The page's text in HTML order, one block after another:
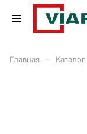
Главная Каталог